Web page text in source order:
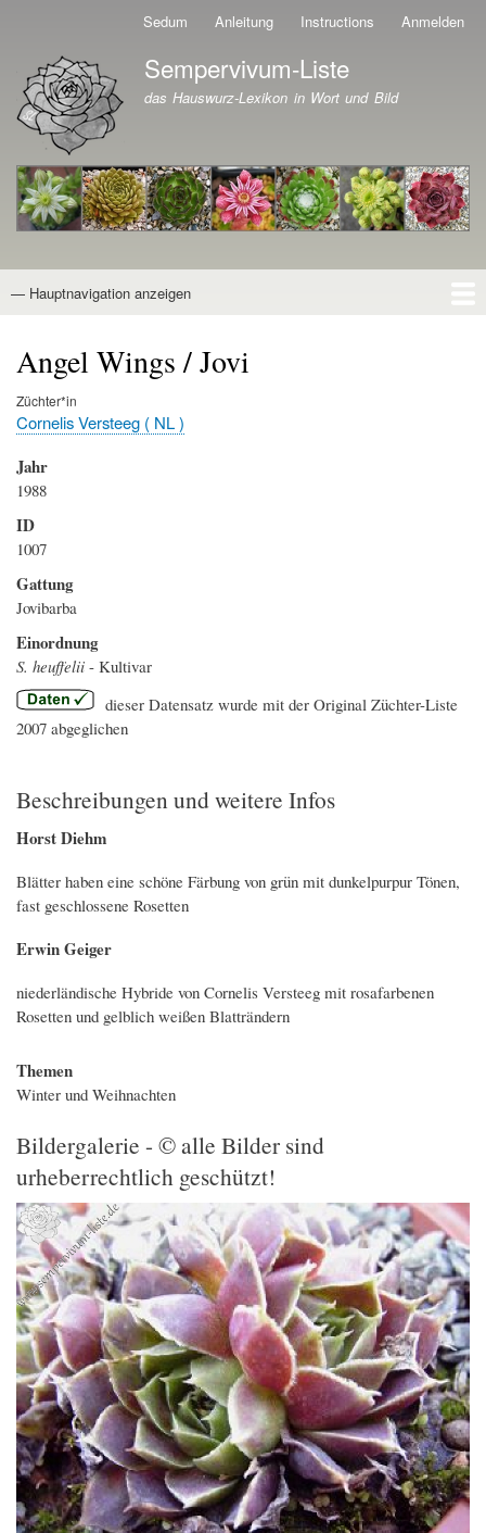
Direkt
zum
Inhalt
Sedum Anleitung Instructions Anmelden
Branding der Website
Sempervivum-Liste
das Hauswurz-Lexikon in Wort und Bild
Hauptnavigation
— Hauptnavigation anzeigen
Angel Wings / Jovi
Züchter*in
Cornelis Versteeg ( NL )
Jahr
1988
ID
1007
Gattung
Jovibarba
Einordnung
S. heuffelii - Kultivar
dieser Datensatz wurde mit der Original Züchter-Liste
2007 abgeglichen
Beschreibungen und weitere Infos
Horst Diehm
Blätter haben eine schöne Färbung von grün mit dunkelpurpur Tönen,
fast geschlossene Rosetten
Erwin Geiger
niederländische Hybride von Cornelis Versteeg mit rosafarbenen
Rosetten und gelblich weißen Blatträndern
Themen
Winter und Weihnachten
Bildergalerie - © alle Bilder sind
urheberrechtlich geschützt!